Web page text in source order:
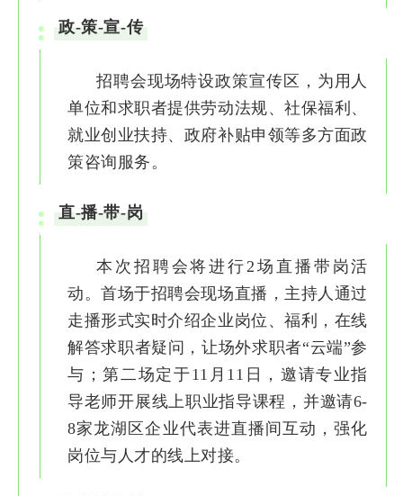
政-策-宣-传
招聘会现场特设政策宣传区，为用人
单位和求职者提供劳动法规、社保福利、
就业创业扶持、政府补贴申领等多方面政
策咨询服务。
直-播-带-岗
本次招聘会将进行2场直播带岗活
动。首场于招聘会现场直播，主持人通过
走播形式实时介绍企业岗位、福利，在线
解答求职者疑问，让场外求职者“云端”参
与；第二场定于11月11日，邀请专业指
导老师开展线上职业指导课程，并邀请6-
8家龙湖区企业代表进直播间互动，强化
岗位与人才的线上对接。